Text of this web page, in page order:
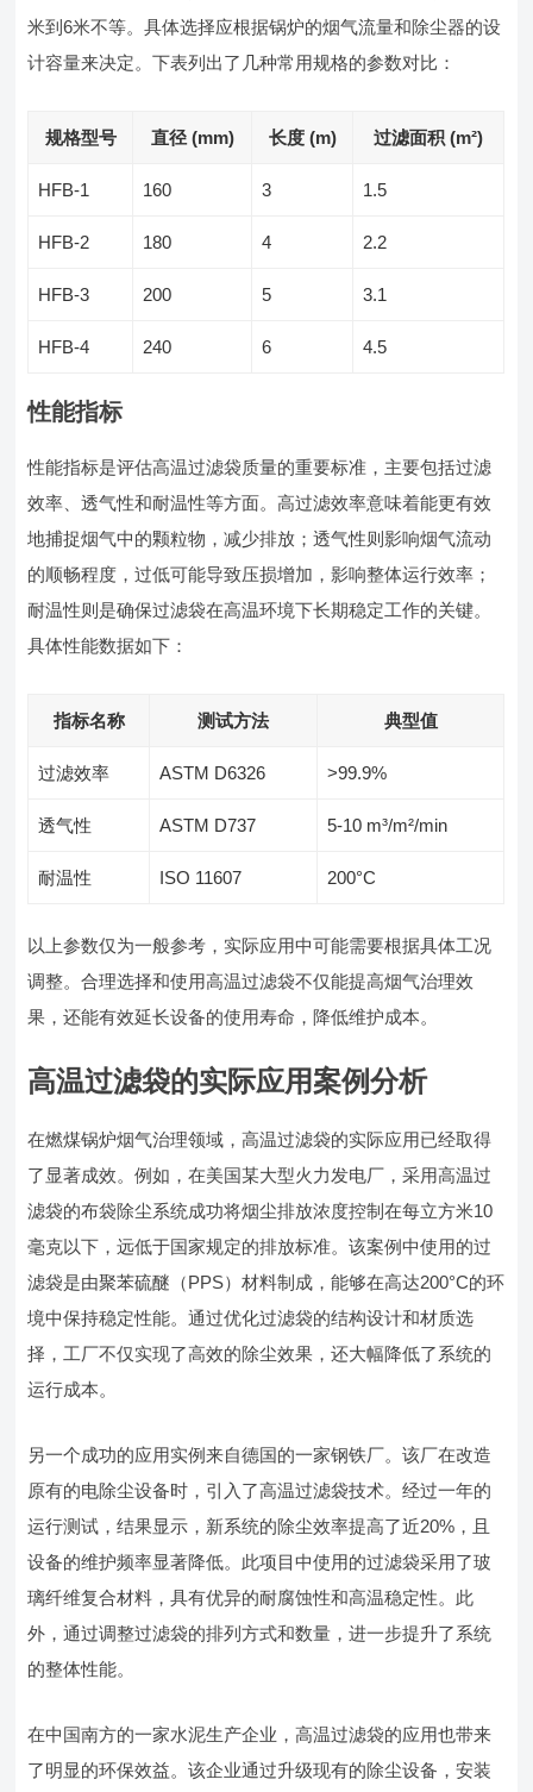
米到6米不等。具体选择应根据锅炉的烟气流量和除尘器的设
计容量来决定。下表列出了几种常用规格的参数对比：
规格型号 直径 (mm) 长度 (m) 过滤面积 (m²)
HFB-1 160 3 1.5
HFB-2 180 4 2.2
HFB-3 200 5 3.1
HFB-4 240 6 4.5
性能指标
性能指标是评估高温过滤袋质量的重要标准，主要包括过滤
效率、透气性和耐温性等方面。高过滤效率意味着能更有效
地捕捉烟气中的颗粒物，减少排放；透气性则影响烟气流动
的顺畅程度，过低可能导致压损增加，影响整体运行效率；
耐温性则是确保过滤袋在高温环境下长期稳定工作的关键。
具体性能数据如下：
指标名称 测试方法 典型值
过滤效率 ASTM D6326 >99.9%
透气性 ASTM D737 5-10 m³/m²/min
耐温性 ISO 11607 200°C
以上参数仅为一般参考，实际应用中可能需要根据具体工况
调整。合理选择和使用高温过滤袋不仅能提高烟气治理效
果，还能有效延长设备的使用寿命，降低维护成本。
高温过滤袋的实际应用案例分析
在燃煤锅炉烟气治理领域，高温过滤袋的实际应用已经取得
了显著成效。例如，在美国某大型火力发电厂，采用高温过
滤袋的布袋除尘系统成功将烟尘排放浓度控制在每立方米10
毫克以下，远低于国家规定的排放标准。该案例中使用的过
滤袋是由聚苯硫醚（PPS）材料制成，能够在高达200°C的环
境中保持稳定性能。通过优化过滤袋的结构设计和材质选
择，工厂不仅实现了高效的除尘效果，还大幅降低了系统的
运行成本。
另一个成功的应用实例来自德国的一家钢铁厂。该厂在改造
原有的电除尘设备时，引入了高温过滤袋技术。经过一年的
运行测试，结果显示，新系统的除尘效率提高了近20%，且
设备的维护频率显著降低。此项目中使用的过滤袋采用了玻
璃纤维复合材料，具有优异的耐腐蚀性和高温稳定性。此
外，通过调整过滤袋的排列方式和数量，进一步提升了系统
的整体性能。
在中国南方的一家水泥生产企业，高温过滤袋的应用也带来
了明显的环保效益。该企业通过升级现有的除尘设备，安装